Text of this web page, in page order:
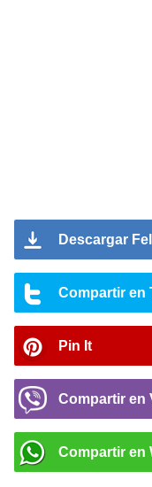
Descargar
Compartir en
Pin It
Compartir en
Compartir en